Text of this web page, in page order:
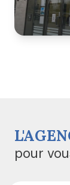
Survilliers,
Parisis,
Moussy le
pour